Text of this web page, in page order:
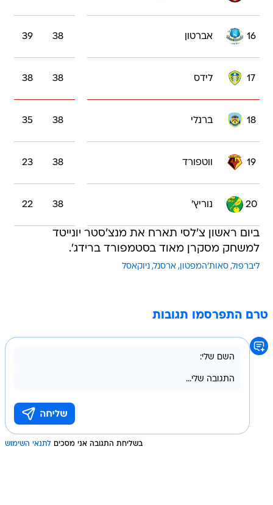
16 אברטון 38
39
17 לידס 38
38
18 ברנלי 38
35
19 ווטפורד 38
23
20 נוריץ' 38
22
ביום ראשון צ'לסי תארח את מנצ'סטר יונייטד
למשחק מסקרן מאוד בסטמפורד ברידג'.
ליברפול סאות'המפטון ארסנל ניוקאסל
טרם התפרסמו תגובות
בשליחת התגובה אני מסכים לתנאי השימוש